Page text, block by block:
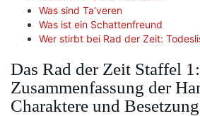
Was sind Ta’veren
Was ist ein Schattenfreund
Wer stirbt bei Rad der Zeit:
Das Rad der Zeit Staffel 1:
Zusammenfassung der
Charaktere und Besetzung